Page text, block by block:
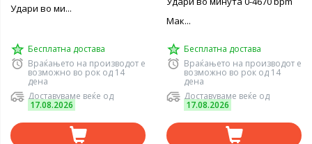
Удари во ми...
Бесплатна достава
Враќањето на производот е
возможно во рок од 14
дена
Доставуваме веќе од
17.08.2026
Мак...
Бесплатна достава
Враќањето на производот е
возможно во рок од 14
дена
Доставуваме веќе од
17.08.2026